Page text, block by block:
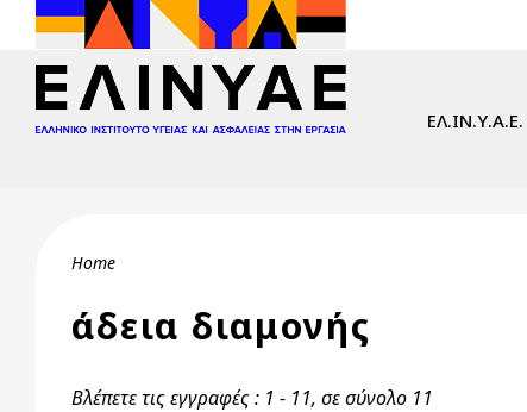
Skip to main content
ΕΛ.ΙΝ.Υ.Α.Ε.
Breadcrumb
Home
άδεια διαμονής
Βλέπετε τις εγγραφές : 1 - 11, σε σύνολο 11